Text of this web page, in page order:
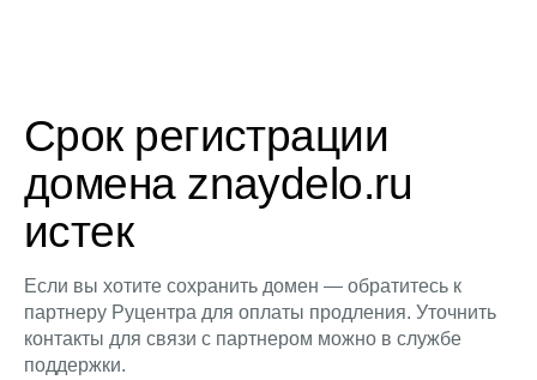
Срок регистрации
домена znaydelo.ru
истек
Если вы хотите сохранить домен — обратитесь к
партнеру Руцентра для оплаты продления. Уточнить
контакты для связи с партнером можно в службе
поддержки.